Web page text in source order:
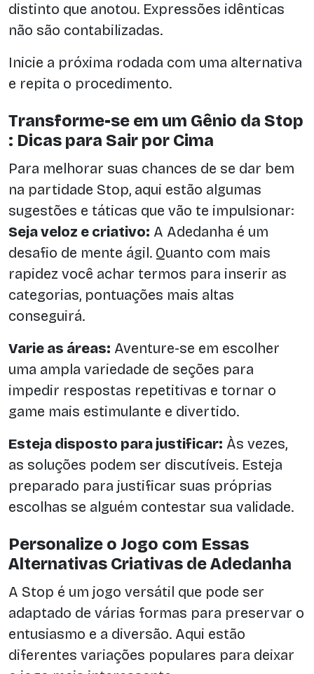
distinto que anotou. Expressões idênticas
não são contabilizadas.
Inicie a próxima rodada com uma alternativa
e repita o procedimento.
Transforme-se em um Gênio da Stop
: Dicas para Sair por Cima
Para melhorar suas chances de se dar bem
na partidade Stop, aqui estão algumas
sugestões e táticas que vão te impulsionar:
Seja veloz e criativo: A Adedanha é um
desafio de mente ágil. Quanto com mais
rapidez você achar termos para inserir as
categorias, pontuações mais altas
conseguirá.
Varie as áreas: Aventure-se em escolher
uma ampla variedade de seções para
impedir respostas repetitivas e tornar o
game mais estimulante e divertido.
Esteja disposto para justificar: Às vezes,
as soluções podem ser discutíveis. Esteja
preparado para justificar suas próprias
escolhas se alguém contestar sua validade.
Personalize o Jogo com Essas
Alternativas Criativas de Adedanha
A Stop é um jogo versátil que pode ser
adaptado de várias formas para preservar o
entusiasmo e a diversão. Aqui estão
diferentes variações populares para deixar